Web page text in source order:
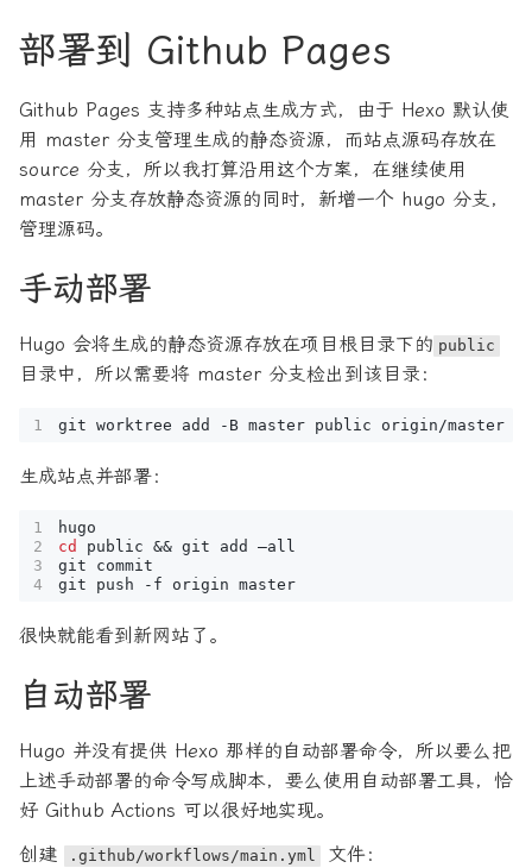
部署到 Github Pages
Github Pages 支持多种站点生成方式，由于 Hexo 默认使
用 master 分支管理生成的静态资源，而站点源码存放在
source 分支，所以我打算沿用这个方案，在继续使用
master 分支存放静态资源的同时，新增一个 hugo 分支，
管理源码。
手动部署
Hugo 会将生成的静态资源存放在项目根目录下的 public
目录中，所以需要将 master 分支检出到该目录：
生成站点并部署：
cd
public &&
很快就能看到新网站了。
自动部署
Hugo 并没有提供 Hexo 那样的自动部署命令，所以要么把
上述手动部署的命令写成脚本，要么使用自动部署工具，恰
好 Github Actions 可以很好地实现。
创建
.github/workflows/main.yml 文件：